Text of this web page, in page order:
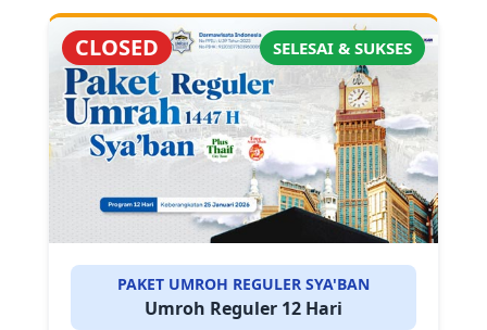
CLOSED SELESAI & SUKSES
PAKET UMROH REGULER SYA'BAN
Umroh Reguler 12 Hari